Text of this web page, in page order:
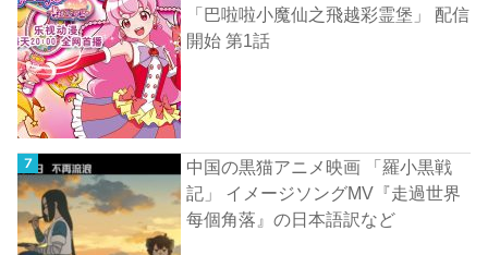
「巴啦啦小魔仙之飛越彩霊堡」 配信
開始 第1話
中国の黒猫アニメ映画 「羅小黒戦
記」 イメージソングMV『走過世界
每個角落』の日本語訳など